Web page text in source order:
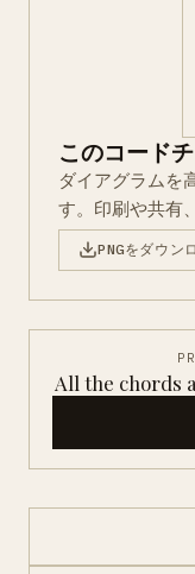
このコード
ダイアグラムを
す。印刷や共有
PNGをダウン
All the chords